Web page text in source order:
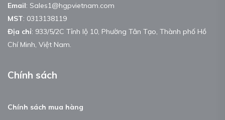
Email: Sales1@hgpvietnam.com
MST: 0313138119
Địa chỉ: 933/5/2C Tỉnh lộ 10, Phường Tân Tạo, Thành phố Hồ
Chí Minh, Việt Nam.
Chính sách
Chính sách mua hàng